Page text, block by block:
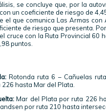
se concluye que, por la
un coeficiente de riesgo de
el que comunica Las Armas
de riesgo que presenta.
cruce con la Ruta Provincial 60
puntos.
Rotonda ruta 6 – Cañuelas
hasta Mar del Plata.
Mar del Plata por ruta 226
por ruta 210 hasta